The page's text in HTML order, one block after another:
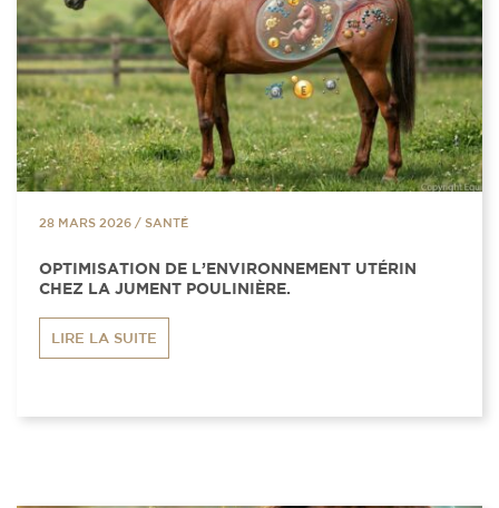
28 MARS 2026 / SANTÉ
OPTIMISATION DE L’ENVIRONNEMENT UTÉRIN
CHEZ LA JUMENT POULINIÈRE.
LIRE LA SUITE